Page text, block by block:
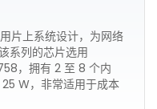
片上系统设计，为网络
系列的芯片选用
，拥有 2 至 8 个内
W，非常适用于成本